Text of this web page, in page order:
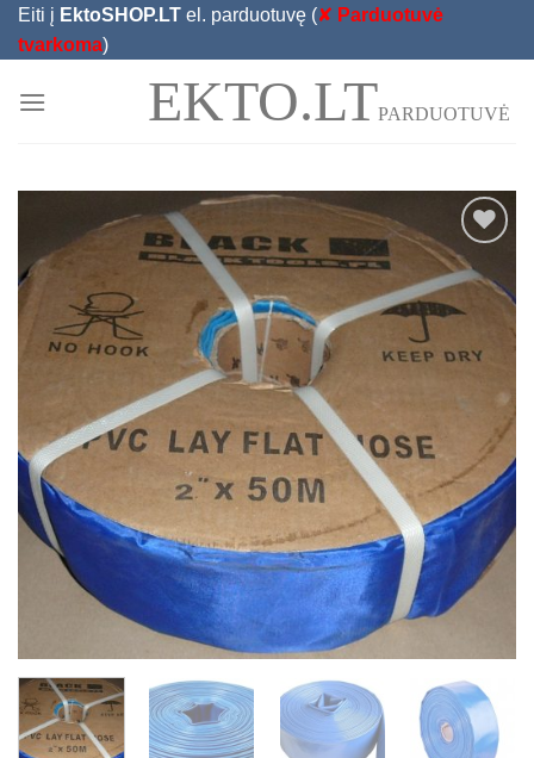
Skip
Eiti į EktoSHOP.LT el. parduotuvę (✘ Parduotuvė
tvarkoma)
EKTO.LTPARDUOTUVĖ
Add to
Wishlist